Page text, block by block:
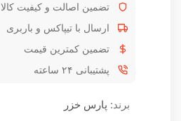
تضمین اصالت و کیفیت کالا
ارسال با تیپاکس و باربری
تضمین کمترین قیمت
پشتیبانی ۲۴ ساعته
برند: پارس خزر